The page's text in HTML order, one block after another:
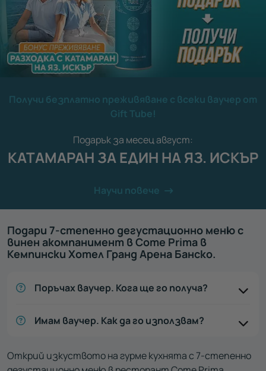
Получи безплатно преживяване с всеки ваучер от
Gift Tube!
Подарък за месец август:
КАТАМАРАН ЗА ЕДИН НА ЯЗ. ИСКЪР
Научи повече
Подари 7-степенно дегустационно меню с
винен акомпанимент в Come Prima в
Кемпински Хотел Гранд Арена Банско.
Поръчах ваучер. Кога ще го получа?
Имам ваучер. Как да го използвам?
Открий изкуството на гурме кухнята с 7-степенно